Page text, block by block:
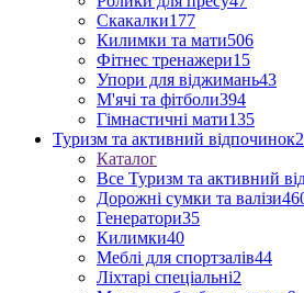
Скакалки177
Килимки та мати506
Фітнес тренажери15
Упори для віджимань43
М'ячі та фітболи394
Гімнастичні мати135
Туризм та активний відпочинок
Каталог
Все Туризм та активний
Дорожні сумки та валізи
Генератори35
Килимки40
Меблі для спортзалів44
Ліхтарі спеціальні2